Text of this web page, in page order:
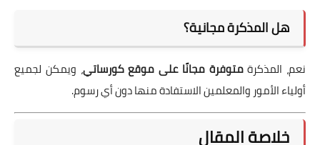
هل المذكرة مجانية؟
نعم، المذكرةمتوفرة مجانًا على موقع كورساتي، ويمكن لجميع
أولياء الأمور والمعلمين الاستفادة منها دون أي رسوم.
خلاصة المقال